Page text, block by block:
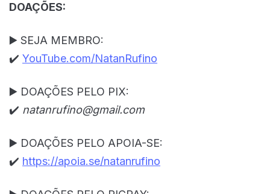
DOAÇÕES:
▶️ SEJA MEMBRO:
✔️ YouTube.com/NatanRufino
▶️ DOAÇÕES PELO PIX:
✔️ natanrufino@gmail.com
▶️ DOAÇÕES PELO APOIA-SE:
✔️ https://apoia.se/natanrufino